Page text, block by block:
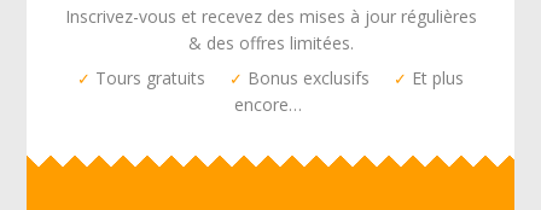
Inscrivez-vous et recevez des mises à jour régulières
& des offres limitées.
✓ Tours gratuits ✓ Bonus exclusifs ✓ Et plus
encore…